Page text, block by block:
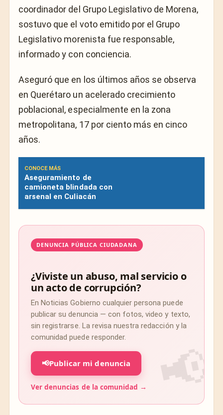
coordinador del Grupo Legislativo de Morena,
sostuvo que el voto emitido por el Grupo
Legislativo morenista fue responsable,
informado y con conciencia.
Aseguró que en los últimos años se observa
en Querétaro un acelerado crecimiento
poblacional, especialmente en la zona
metropolitana, 17 por ciento más en cinco
años.
CONOCE MÁS
Aseguramiento de
camioneta blindada con
arsenal en Culiacán
DENUNCIA PÚBLICA CIUDADANA
¿Viviste un abuso, mal servicio o
un acto de corrupción?
En Noticias Gobierno cualquier persona puede
publicar su denuncia — con fotos, video y texto,
sin registrarse. La revisa nuestra redacción y la
comunidad puede responder.
📢Publicar mi denuncia
Ver denuncias de la comunidad →